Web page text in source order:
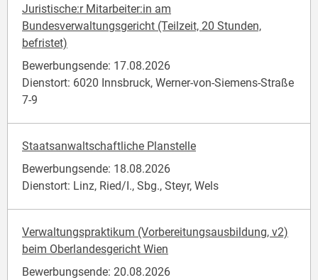
Juristische:r Mitarbeiter:in am
Bundesverwaltungsgericht (Teilzeit, 20 Stunden,
befristet)
Bewerbungsende: 17.08.2026
Dienstort: 6020 Innsbruck, Werner-von-Siemens-Straße
7-9
Staatsanwaltschaftliche Planstelle
Bewerbungsende: 18.08.2026
Dienstort: Linz, Ried/I., Sbg., Steyr, Wels
Verwaltungspraktikum (Vorbereitungsausbildung, v2)
beim Oberlandesgericht Wien
Bewerbungsende: 20.08.2026